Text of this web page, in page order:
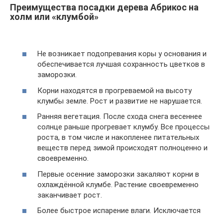
Преимущества посадки дерева Абрикос на
холм или «клумбой»
Не возникает подопревания коры у основания и
обеспечивается лучшая сохранность цветков в
заморозки.
Корни находятся в прогреваемой на высоту
клумбы земле. Рост и развитие не нарушается.
Ранняя вегетация. После схода снега весеннее
солнце раньше прогревает клумбу. Все процессы
роста, в том числе и накопленее питательных
веществ перед зимой происходят полноценно и
своевременно.
Первые осенние заморозки закаляют корни в
охлаждённой клумбе. Растение своевременно
заканчивает рост.
Более быстрое испарение влаги. Исключается